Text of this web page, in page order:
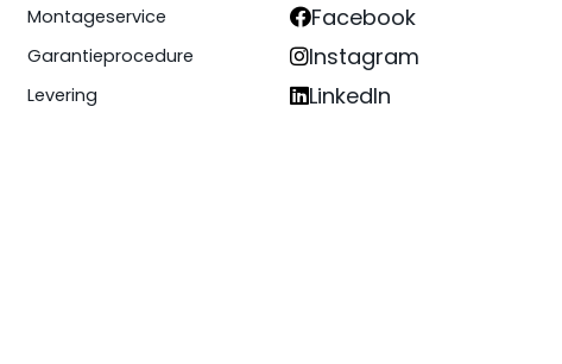
Montageservice
Garantieprocedure
Levering
Facebook
Instagram
LinkedIn